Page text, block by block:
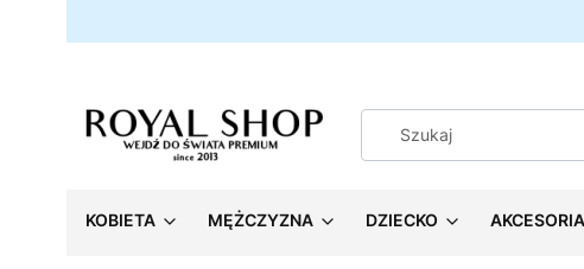
KOBIETA MĘŻCZYZNA DZIECKO AKCESORIA